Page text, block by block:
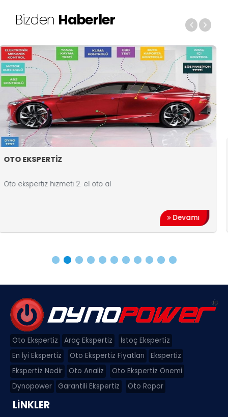
Bizden Haberler
hizmeti 2. el oto al
Devamı
Oto Ekspertiz Araç Ekspertiz
İstoç Ekspertiz
En İyi Ekspertiz
Oto Ekspertiz Fiyatları
Ekspertiz
Ekspertiz Nedir
Oto Analiz
Oto Ekspertiz Önemi
Dynopower
Garantili Ekspertiz Oto Rapor
LİNKLER